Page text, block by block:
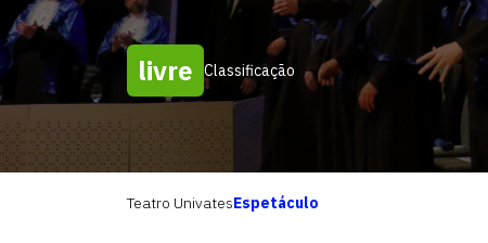
livre Classificação
Teatro UnivatesEspetáculo